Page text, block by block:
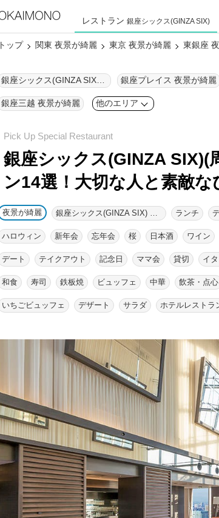
レストラン 銀座シックス(GINZA SIX)
トップ 関東 夜景が綺麗 東京 夜景が綺麗 東銀座
銀座プレイス 夜景が綺麗
銀座三越 夜景が綺麗 他のエリア
銀座シックス(GINZA SIX)(
ン14選！ 大切な人と素敵な
夜景が綺麗 銀座シックス(GINZA SIX) グルメ ランチ
ハロウィン 新年会 忘年会 桜 日本酒 ワイン
デート テイクアウト 記念日 ママ会 貸切 イ
和食 寿司 鉄板焼 ビュッフェ 中華 飲茶・点心
いちごビュッフェ デザート サラダ ホテルレストラ